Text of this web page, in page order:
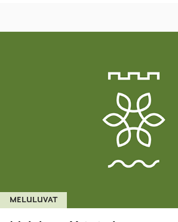
MELULUVAT